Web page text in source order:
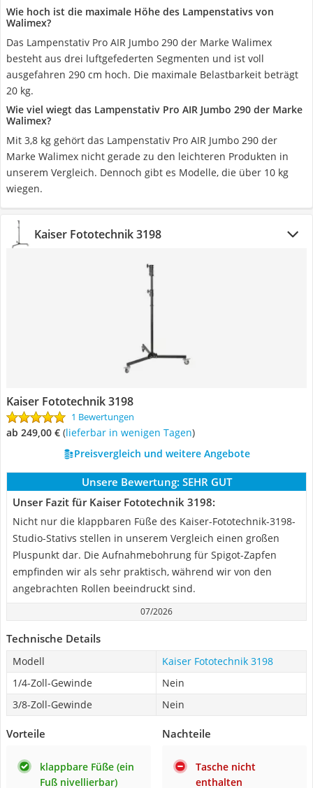
Wie hoch ist die maximale Höhe des Lampenstativs von
Walimex?
Das Lampenstativ Pro AIR Jumbo 290 der Marke Walimex
besteht aus drei luftgefederten Segmenten und ist voll
ausgefahren 290 cm hoch. Die maximale Belastbarkeit beträgt
20 kg.
Wie viel wiegt das Lampenstativ Pro AIR Jumbo 290 der Marke
Walimex?
Mit 3,8 kg gehört das Lampenstativ Pro AIR Jumbo 290 der
Marke Walimex nicht gerade zu den leichteren Produkten in
unserem Vergleich. Dennoch gibt es Modelle, die über 10 kg
wiegen.
Kaiser Fototechnik 3198
Kaiser Fototechnik 3198
1 Bewertungen
ab 249,00 € ( Lieferbar in wenigen Tagen)
Preisvergleich und weitere Angebote
Unsere Bewertung: SEHR GUT
Unser Fazit für Kaiser Fototechnik 3198:
Nicht nur die klappbaren Füße des Kaiser-Fototechnik-3198-
Studio-Stativs stellen in unserem Vergleich einen großen
Pluspunkt dar. Die Aufnahmebohrung für Spigot-Zapfen
empfinden wir als sehr praktisch, während wir von den
angebrachten Rollen beeindruckt sind.
07/2026
Technische Details
Modell
Kaiser Fototechnik 3198
1/4-Zoll-Gewinde
Nein
3/8-Zoll-Gewinde
Nein
Vorteile
klappbare Füße (ein
Fuß nivellierbar)
Nachteile
Tasche nicht
enthalten